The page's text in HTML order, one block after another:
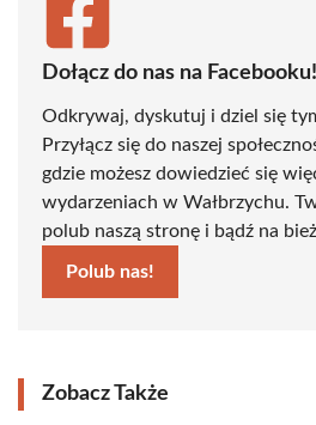
Dołącz do nas na Facebooku!
Odkrywaj, dyskutuj i dziel się
Przyłącz się do naszej
gdzie możesz dowiedzieć się
wydarzeniach w Wałbrzychu.
polub naszą stronę i bądź na
Polub nas!
Zobacz Także